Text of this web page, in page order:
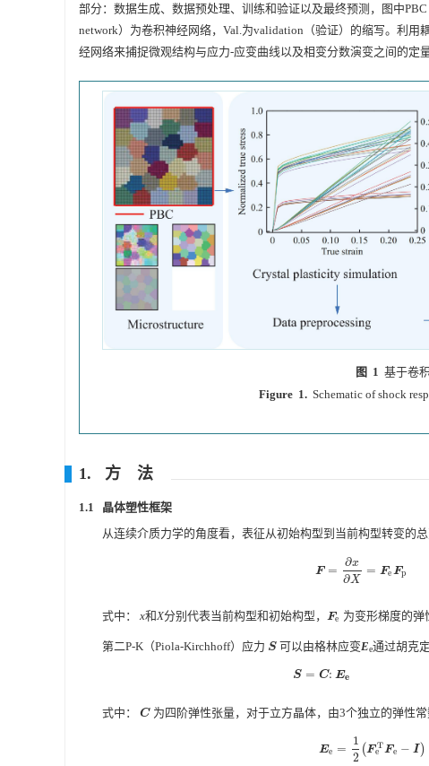
部分：数据生成、数据预处理、训练和验证以及最终预测，图中
network）为卷积神经网络，Val.为validation（验证）的缩写。利
经网络来捕捉微观结构与应力-应变曲线以及相变分数演变之间的定量
图 1 基于卷
Figure 1. Schematic of shock
1. 方 法
1.1 晶体塑性框架
从连续介质力学的角度看，表征从初始构型到当前构型转变的
F =
∂x
∂X
= FeFp
F= ∂x∂X =F eFp
式中： x和X分别代表当前构型和初始构型， Fe
Fe 为变形梯度的弹
第二P-K（Piola-Kirchhoff）应力 S
S 可以由格林应变Ee通过胡克
S = C: Ee
S= C:E e
式中： C
C 为四阶弹性张量，对于立方晶体，由3个独立的弹性
Ee =
1
2
(F T
e Fe − I )
Ee= 12(FeTFe −I)